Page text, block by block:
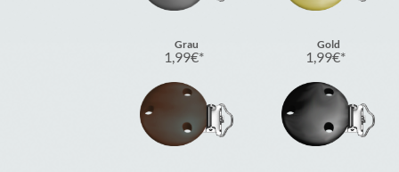
Grau
1,99€
Gold
1,99€